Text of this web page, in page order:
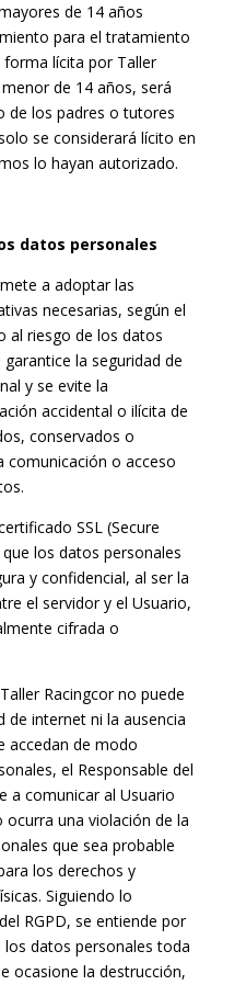
de 14 años
para el tratamiento
lícita por Taller
de 14 años, será
de los padres o tutores
se considerará lícito en
lo hayan autorizado.
datos personales
a adoptar las
necesarias, según el
al riesgo de los datos
la seguridad de
y se evite la
accidental o ilícita de
conservados o
o acceso
SSL (Secure
los datos personales
y confidencial, al ser la
el servidor y el Usuario,
cifrada o
Racingcor no puede
de internet ni la ausencia
accedan de modo
el Responsable del
a comunicar al Usuario
ocurra una violación de la
que sea probable
los derechos y
Siguiendo lo
RGPD, se entiende por
datos personales toda
ocasione la destrucción,